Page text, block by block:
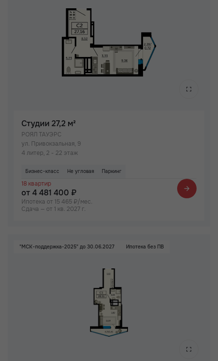
Студии 27,2 м²
РОЯЛ ТАУЭРС
ул. Привокзальная, 9
4 литер, 2 - 22 этаж
Бизнес-класс Не угловая Паркинг
18 квартир
от 4 481 400 ₽
Ипотека от 15 465 ₽/мес.
Сдача — от 1 кв. 2027 г.
"МСК-поддержка-2025" до 30.06.2027 Ипотека без ПВ